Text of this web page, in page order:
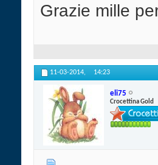
Grazie mille
11-03-2014, 14:23
eli75
Crocettina Gold